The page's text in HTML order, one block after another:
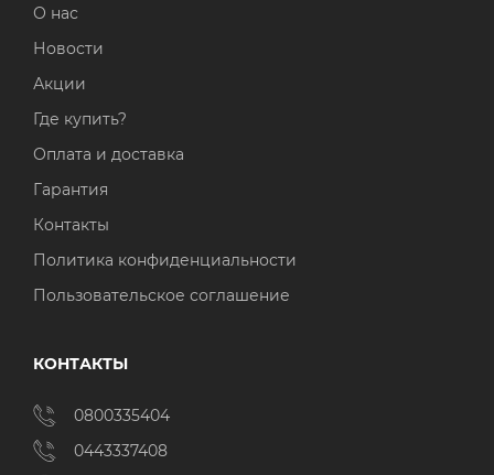
О нас
Новости
Акции
Где купить?
Оплата и доставка
Гарантия
Контакты
Политика конфиденциальности
Пользовательское соглашение
КОНТАКТЫ
0800335404
0443337408